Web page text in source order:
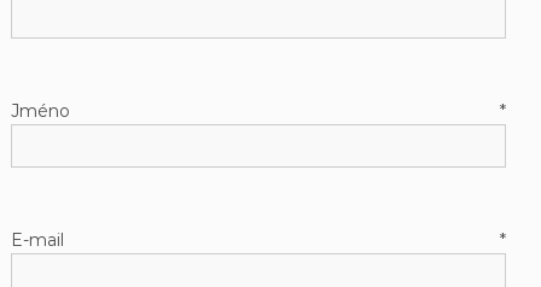
Jméno*
E-mail*